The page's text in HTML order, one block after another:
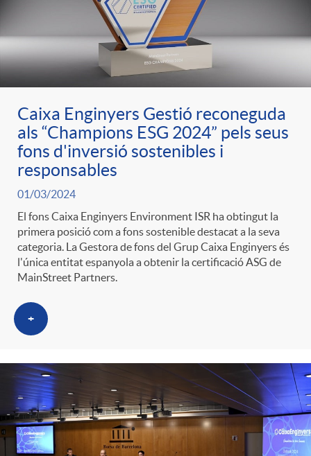
Caixa Enginyers Gestió reconeguda
als “Champions ESG 2024” pels seus
fons d'inversió sostenibles i
responsables
01/03/2024
El fons Caixa Enginyers Environment ISR ha obtingut la
primera posició com a fons sostenible destacat a la seva
categoria. La Gestora de fons del Grup Caixa Enginyers és
l'única entitat espanyola a obtenir la certificació ASG de
MainStreet Partners.
+